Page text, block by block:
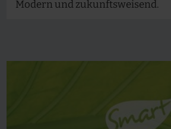
Modern und zukunftsweisend.